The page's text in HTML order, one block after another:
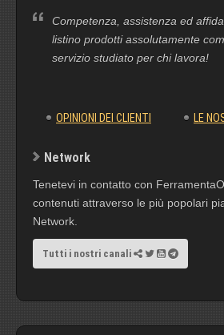
Competenza, assistenza ed
listino prodotti assolutamente
servizio studiato per chi lavora!
OPINIONI DEI CLIENTI LE
Network
Tenetevi in contatto con
contenuti attraverso le più popolari
Network.
Tutti i nostri canali